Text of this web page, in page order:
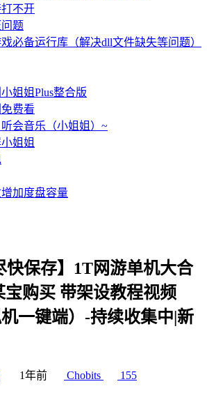
不开
题
必备运行库（解决dll文件缺失等问题）
姐姐Plus整合版
费看
会音乐（小姐姐）~
姐姐
加度盘容量
快保存】1T网游单机大合
宝购买 带架设教程视频
机一键端）-持续收集中|新
1年前 Chobits
155